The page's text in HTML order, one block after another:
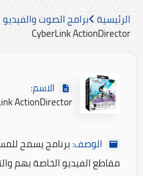
الرئيسية برامج الصوت والفيديو
CyberLink ActionDirector
الاسم:
ActionDirector
الوصف:برنامج يسمح
مقاطع الفيديو الخاصة بهم